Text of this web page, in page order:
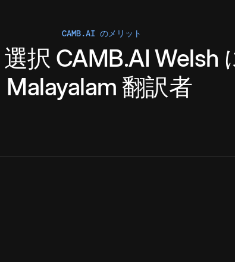
CAMB.AI のメリット
選択 CAMB.AI Welsh
Malayalam 翻訳者